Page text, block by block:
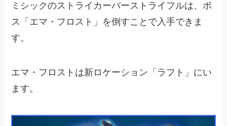
ミシックのストライカーバーストライフルは、ボ
ス「エマ・フロスト」を倒すことで入手できま
す。
エマ・フロストは新ロケーション「ラフト」にい
ます。